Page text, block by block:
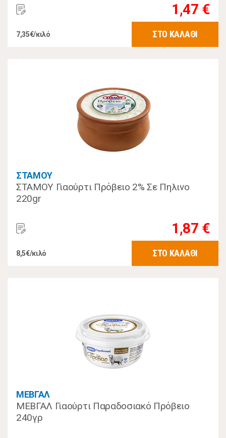
1,47 €
7,35€/κιλό ΣΤΟ ΚΑΛΑΘΙ
ΣΤΑΜΟΥ
ΣΤΑΜΟΥ Γιαούρτι Πρόβειο 2% Σε Πηλινο
220gr
1,87 €
8,5€/κιλό ΣΤΟ ΚΑΛΑΘΙ
ΜΕΒΓΑΛ
ΜΕΒΓΑΛ Γιαούρτι Παραδοσιακό Πρόβειο
240γρ